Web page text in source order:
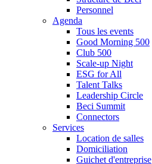
Personnel
Agenda
Tous les events
Good Morning 500
Club 500
Scale-up Night
ESG for All
Talent Talks
Leadership Circle
Beci Summit
Connectors
Services
Location de salles
Domiciliation
Guichet d'entreprise